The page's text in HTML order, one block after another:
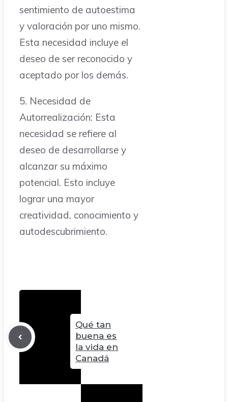
sentimiento de autoestima
y valoración por uno mismo.
Esta necesidad incluye el
deseo de ser reconocido y
aceptado por los demás.
5. Necesidad de
Autorrealización: Esta
necesidad se refiere al
deseo de desarrollarse y
alcanzar su máximo
potencial. Esto incluye
lograr una mayor
creatividad, conocimiento y
autodescubrimiento.
Qué tan
buena es
la vida en
Canadá